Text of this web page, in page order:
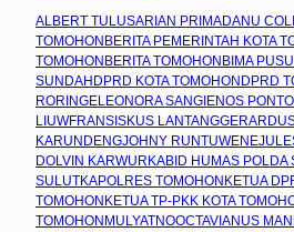
ALBERT TULUSARIAN PRIMADANU
TOMOHON BERITA PEMERINTAH KOTA
TOMOHON BERITA TOMOHON BIMA
SUNDAH DPRD KOTA TOMOHON DPRD
RORINGELEONORA SANGI ENOS
LIUWFRANSISKUS LANTANG
KARUNDENGJOHNY RUNTUWENE
DOLVIN KARWUR KABID HUMAS POLDA
SULUTKAPOLRES TOMOHON KETUA
TOMOHON KETUA TP-PKK KOTA
TOMOHON MULYATNOOCTAVIANUS